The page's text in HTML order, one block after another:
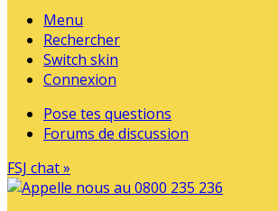
Menu
Rechercher
Switch skin
Connexion
Pose tes questions
Forums de discussion
FSJ chat »